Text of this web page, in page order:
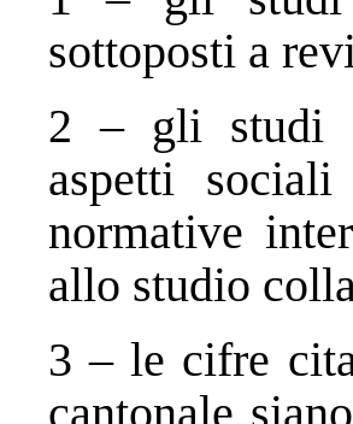
sottoposti a
2 – gli studi
aspetti
normative
allo studio
3 – le cifre
cantonale